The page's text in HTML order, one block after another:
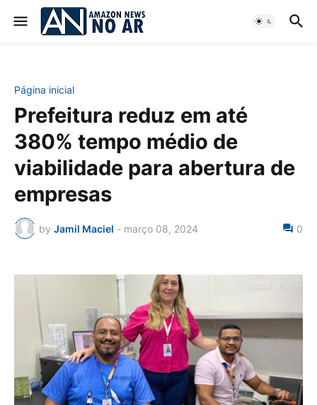
Página inicial
Prefeitura reduz em até
380% tempo médio de
viabilidade para abertura de
empresas
by Jamil Maciel - março 08, 2024 0